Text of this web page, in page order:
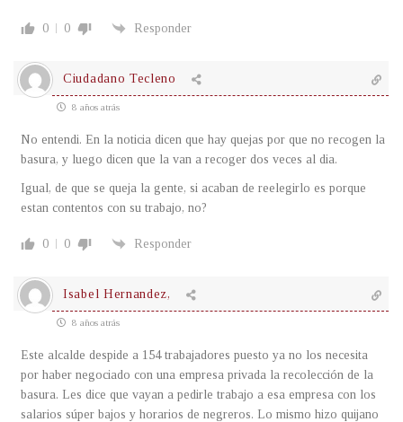
0 0 Responder
Ciudadano Tecleno
8 años atrás
No entendi. En la noticia dicen que hay quejas por que no recogen la
basura, y luego dicen que la van a recoger dos veces al dia.
Igual, de que se queja la gente, si acaban de reelegirlo es porque
estan contentos con su trabajo, no?
0 0 Responder
Isabel Hernandez,
8 años atrás
Este alcalde despide a 154 trabajadores puesto ya no los necesita
por haber negociado con una empresa privada la recolección de la
basura. Les dice que vayan a pedirle trabajo a esa empresa con los
salarios súper bajos y horarios de negreros. Lo mismo hizo quijano